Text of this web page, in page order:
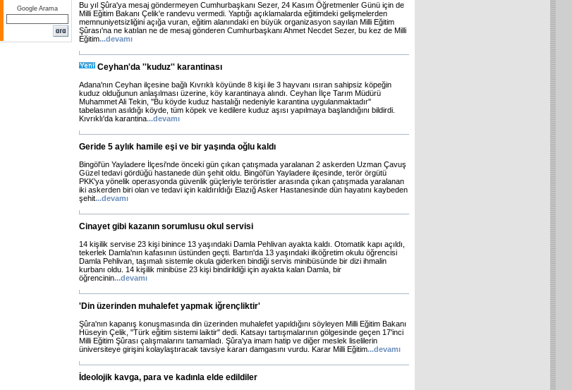
Google Arama
Bu yıl Şûra'ya mesaj göndermeyen Cumhurbaşkanı Sezer, 24 Kasım Öğretmenler Günü için de
Milli Eğitim Bakanı Çelik'e randevu vermedi. Yaptığı açıklamalarda eğitimdeki gelişmelerden
memnuniyetsizliğini açığa vuran, eğitim alanındaki en büyük organizasyon sayılan Milli Eğitim
Şûrası'na ne katılan ne de mesaj gönderen Cumhurbaşkanı Ahmet Necdet Sezer, bu kez de Milli
Eğitim...devamı
Ceyhan'da ''kuduz'' karantinası
Adana'nın Ceyhan ilçesine bağlı Kıvrıklı köyünde 8 kişi ile 3 hayvanı ısıran sahipsiz köpeğin
kuduz olduğunun anlaşılması üzerine, köy karantinaya alındı. Ceyhan İlçe Tarım Müdürü
Muhammet Ali Tekin, ''Bu köyde kuduz hastalığı nedeniyle karantina uygulanmaktadır''
tabelasının asıldığı köyde, tüm köpek ve kedilere kuduz aşısı yapılmaya başlandığını bildirdi.
Kıvrıklı'da karantina...devamı
Geride 5 aylık hamile eşi ve bir yaşında oğlu kaldı
Bingöl'ün Yayladere İlçesi'nde önceki gün çıkan çatışmada yaralanan 2 askerden Uzman Çavuş
Güzel tedavi gördüğü hastanede dün şehit oldu. Bingöl'ün Yayladere ilçesinde, terör örgütü
PKK'ya yönelik operasyonda güvenlik güçleriyle teröristler arasında çıkan çatışmada yaralanan
iki askerden biri olan ve tedavi için kaldırıldığı Elazığ Asker Hastanesinde dün hayatını kaybeden
şehit...devamı
Cinayet gibi kazanın sorumlusu okul servisi
14 kişilik servise 23 kişi binince 13 yaşındaki Damla Pehlivan ayakta kaldı. Otomatik kapı açıldı,
tekerlek Damla'nın kafasının üstünden geçti. Bartın'da 13 yaşındaki ilköğretim okulu öğrencisi
Damla Pehlivan, taşımalı sistemle okula giderken bindiği servis minibüsünde bir dizi ihmalin
kurbanı oldu. 14 kişilik minibüse 23 kişi bindirildiği için ayakta kalan Damla, bir
öğrencinin...devamı
'Din üzerinden muhalefet yapmak iğrençliktir'
Şûra'nın kapanış konuşmasında din üzerinden muhalefet yapıldığını söyleyen Milli Eğitim Bakanı
Hüseyin Çelik, "Türk eğitim sistemi laiktir" dedi. Katsayı tartışmalarının gölgesinde geçen 17'inci
Milli Eğitim Şûrası çalışmalarını tamamladı. Şûra'ya imam hatip ve diğer meslek liselilerin
üniversiteye girişini kolaylaştıracak tavsiye kararı damgasını vurdu. Karar Milli Eğitim...devamı
İdeolojik kavga, para ve kadınla elde edildiler